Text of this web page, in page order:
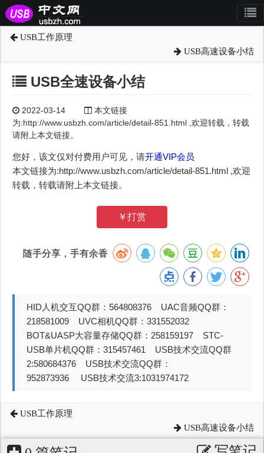
USB工作原理
USB高速设备小结
USB全速设备小结
2022-03-14
本文链接
为:http://www.usbzh.com/article/detail-851.html ,欢迎转载，转载
请附上本文链接。
您好，该文仅对付费用户可见，请开通VIP会员
本文链接为:http://www.usbzh.com/article/detail-851.html ,欢迎
转载，转载请附上本文链接。
￥打赏
随手分享，手有余香
HID人机交互QQ群：564808376 UAC音频QQ群：
218581009 UVC相机QQ群：331552032
BOT&UASP大容量存储QQ群：258159197 STC-
USB单片机QQ群：315457461 USB技术交流QQ群
2:580684376 USB技术交流QQ群：
952873936 USB技术交流3:1031974172
USB工作原理
USB高速设备小结